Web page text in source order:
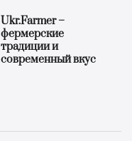
Ukr.Farmer –
фермерские
традиции и
современный вкус